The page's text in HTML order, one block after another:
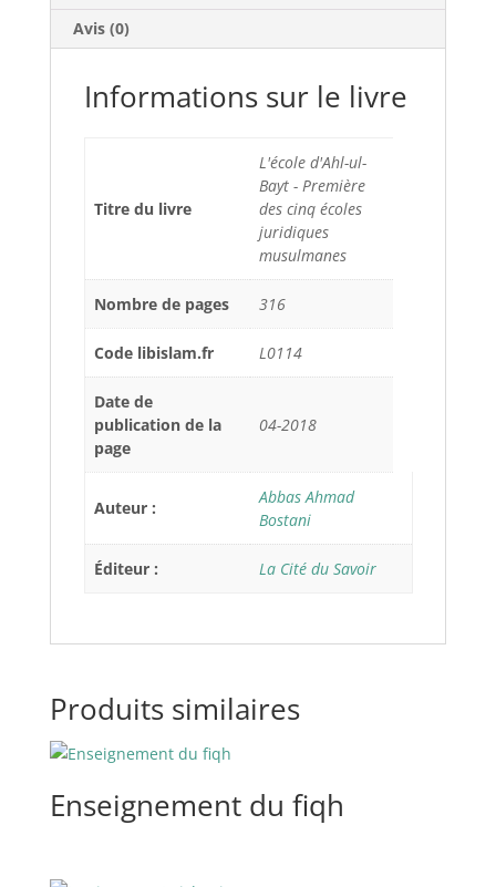
Avis (0)
Informations sur le livre
Titre du livre
L'école d'Ahl-ul-
Bayt - Première
des cinq écoles
juridiques
musulmanes
Nombre de pages 316
Code libislam.fr L0114
Date de
publication de la
page
04-2018
Auteur :
Abbas Ahmad
Bostani
Éditeur : La Cité du Savoir
Produits similaires
Enseignement du fiqh